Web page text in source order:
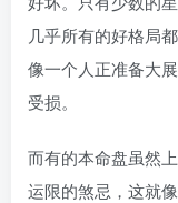
几乎所有的好格局
像一个人正准备大
受损。
而有的本命盘虽然
运限的煞忌，这就